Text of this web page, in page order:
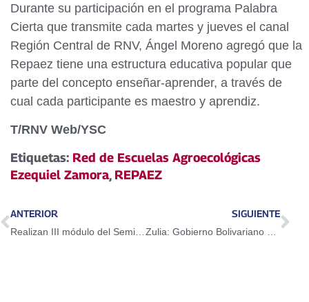
Durante su participación en el programa Palabra
Cierta que transmite cada martes y jueves el canal
Región Central de RNV, Ángel Moreno agregó que la
Repaez tiene una estructura educativa popular que
parte del concepto enseñar-aprender, a través de
cual cada participante es maestro y aprendiz.
T/RNV Web/YSC
Etiquetas: Red de Escuelas Agroecológicas
Ezequiel Zamora, REPAEZ
ANTERIOR
Realizan III módulo del Seminario de la Familia en Caracas
SIGUIENTE
Zulia: Gobierno Bolivariano ejecuta Plan de Asfaltado en la Troncal del Caribe